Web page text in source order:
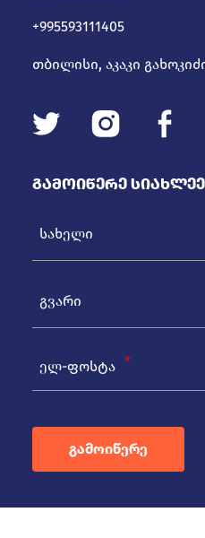
+995593111405
თბილისი, აკაკი
Გამოიწერე
ელ-ფოსტა
გამოიწერე